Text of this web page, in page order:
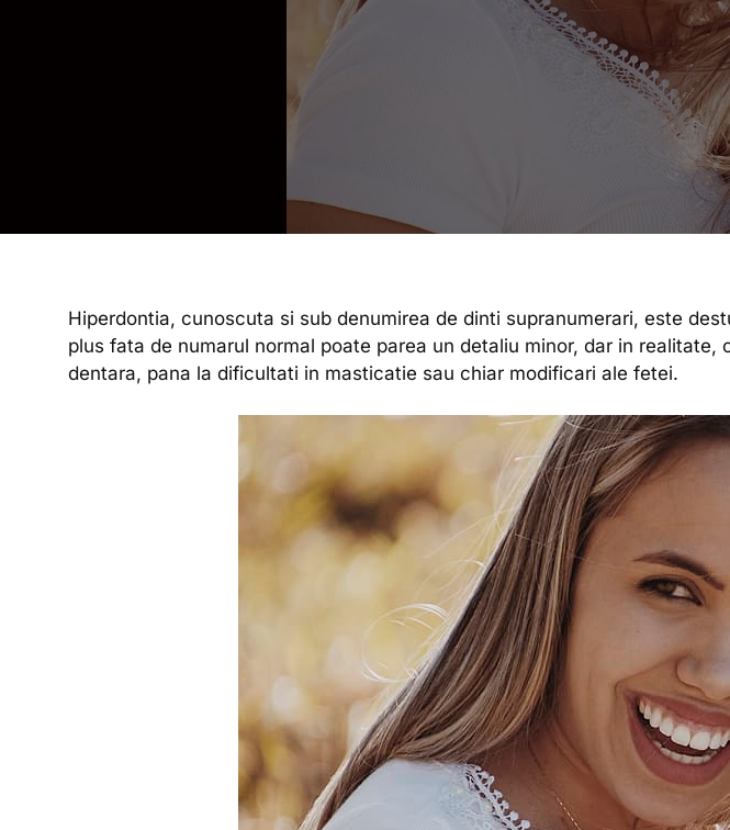
Hiperdontia, cunoscuta si sub denumirea de dinti supranumerari, este
plus fata de numarul normal poate parea un detaliu minor, dar in
dentara, pana la dificultati in masticatie sau chiar modificari ale fetei.